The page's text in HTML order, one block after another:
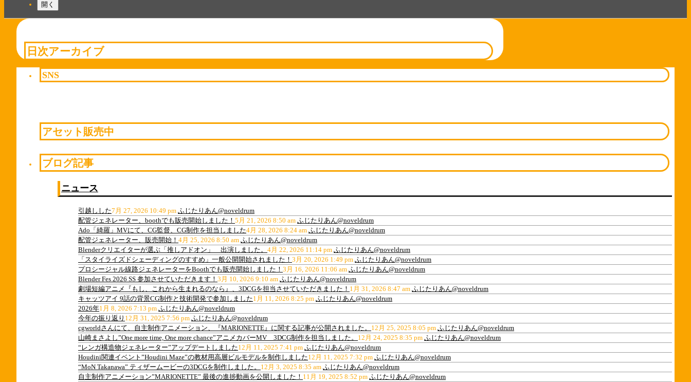
開く
日次アーカイブ
SNS
アセット販売中
ブログ記事
ニュース
引越しした7月 27, 2026 10:49 pm ふじたりあん@noveldrum
配管ジェネレーター、boothでも販売開始しました！ 5月 21, 2026 8:50 am ふじたりあん@noveldrum
Ado「綺羅」MVにて、CG監督、CG制作を担当しました4月 28, 2026 8:24 am ふじたりあん@noveldrum
配管ジェネレーター、販売開始！ 4月 25, 2026 8:50 am ふじたりあん@noveldrum
Blenderクリエイターが選ぶ「推しアドオン」 出演しました。 4月 22, 2026 11:14 pm ふじたりあん@noveldrum
「スタイライズドシェーディングのすすめ」一般公開開始されました！ 3月 20, 2026 1:49 pm ふじたりあん@noveldrum
プロシージャル線路ジェネレーターをBoothでも販売開始しました！ 3月 16, 2026 11:06 am ふじたりあん@noveldrum
Blender Fes 2026 SS 参加させていただきます！ 3月 10, 2026 9:10 am ふじたりあん@noveldrum
劇場短編アニメ『もし、これから生まれるのなら』、3DCGを担当させていただきました！ 1月 31, 2026 8:47 am ふじたりあん@noveldrum
キャッツアイ 9話の背景CG制作と技術開発で参加しました1月 11, 2026 8:25 pm ふじたりあん@noveldrum
2026年1月 8, 2026 7:13 pm ふじたりあん@noveldrum
今年の振り返り 12月 31, 2025 7:56 pm ふじたりあん@noveldrum
cgworldさんにて、自主制作アニメーション、『MARIONETTE』に関する記事が公開されました。 12月 25, 2025 8:05 pm ふじたりあん@noveldrum
山崎まさよし”One more time, One more chance”アニメカバーMV 3DCG制作を担当しました。 12月 24, 2025 8:35 pm ふじたりあん@noveldrum
“レンガ構造物ジェネレーター”アップデートしました12月 11, 2025 7:41 pm ふじたりあん@noveldrum
Houdini関連イベント”Houdini Maze”の教材用高層ビルモデルを制作しました12月 11, 2025 7:32 pm ふじたりあん@noveldrum
“MoN Takanawa” ティザームービーの3DCGを制作しました。 12月 3, 2025 8:35 am ふじたりあん@noveldrum
自主制作アニメーション”MARIONETTE” 最後の進捗動画を公開しました！ 11月 19, 2025 8:52 pm ふじたりあん@noveldrum